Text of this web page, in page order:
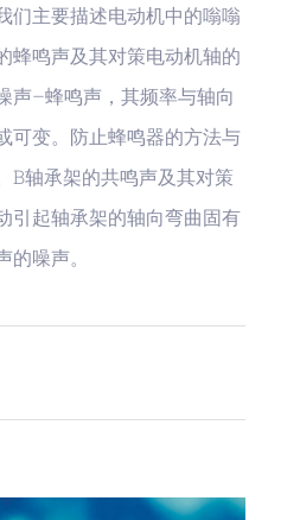
们主要描述电动机中的嗡嗡
蜂鸣声及其对策电动机轴的
声–蜂鸣声，其频率与轴向
可变。防止蜂鸣器的方法与
B轴承架的共鸣声及其对策
引起轴承架的轴向弯曲固有
噪声。